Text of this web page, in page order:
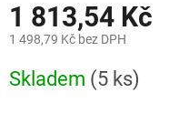
1 813,54 Kč
1 498,79 Kč bez DPH
cena:
Skladem (5 ks)